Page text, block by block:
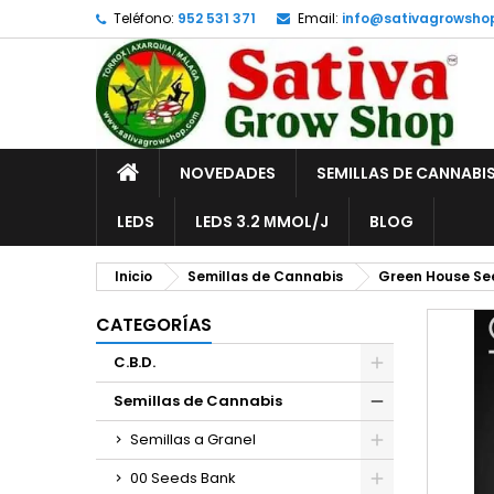
Teléfono: 952 531 371 Email:
INICIONOVEDADES SEMILLAS DE CANNABIS
LEDS LEDS 3.2 ΜMOL/J BLOG
Inicio Semillas de Cannabis Green House
CATEGORÍAS
C.B.D.
Semillas de Cannabis
Semillas a Granel
00 Seeds Bank